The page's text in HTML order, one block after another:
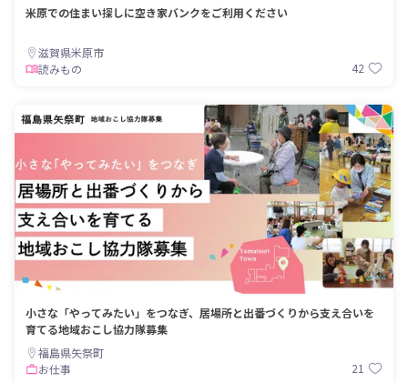
米原での住まい探しに空き家バンクをご利用ください
滋賀県米原市
読みもの
42
小さな「やってみたい」をつなぎ、居場所と出番づくりから支え合いを
育てる地域おこし協力隊募集
福島県矢祭町
お仕事
21